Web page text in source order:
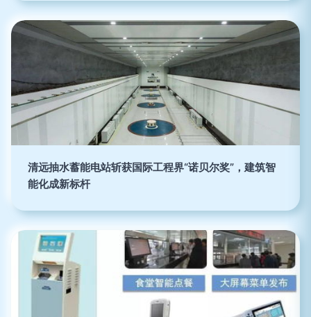
清远抽水蓄能电站斩获国际工程界“诺贝尔奖”，建筑智
能化成新标杆